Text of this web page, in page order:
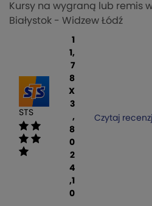
Kursy na wygraną lub remis
Białystok - Widzew Łódź
STS
1
1,
7
8
X
3
,
8
0
2
4
,1
0
Czytaj